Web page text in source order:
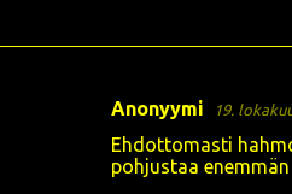
Anonyymi 19.
Ehdottomasti
pohjustaa enemmän